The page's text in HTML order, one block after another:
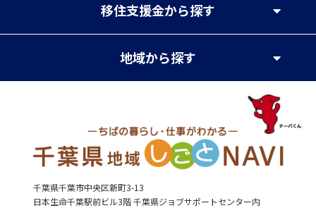
移住支援金から探す
地域から探す
千葉県千葉市中央区新町3-13
日本生命千葉駅前ビル3階 千葉県ジョブサポートセンター内